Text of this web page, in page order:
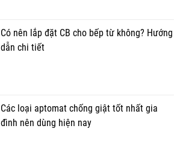
Có nên lắp đặt CB cho bếp từ không? Hướng
dẫn chi tiết
Các loại aptomat chống giật tốt nhất gia
đình nên dùng hiện nay